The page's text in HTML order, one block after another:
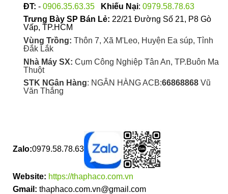
ĐT: - 0906.35.63.35 Khiếu Nại: 0979.58.78.63
Trưng Bày SP Bán Lẻ: 22/21 Đường Số 21, P8 Gò
Vấp, TP.HCM
Vùng Trồng: Thôn 7, Xã M'Leo, Huyện Ea súp, Tỉnh
Đắk Lắk
Nhà Máy SX: Cụm Công Nghiệp Tân An, TP.Buôn Ma
Thuột
STK NGân Hàng: NGÂN HÀNG ACB:66868868Vũ
Văn Thắng
Zalo:0979.58.78.63
Website: https://thaphaco.com.vn
Gmail: thaphaco.com.vn@gmail.com